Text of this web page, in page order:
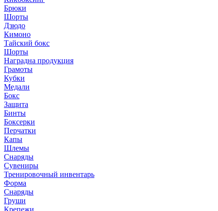
Брюки
Шорты
Дзюдо
Кимоно
Тайский бокс
Шорты
Наградна продукция
Грамоты
Кубки
Медали
Бокс
Защита
Бинты
Боксерки
Перчатки
Капы
Шлемы
Снаряды
Сувениры
Тренировочный инвентарь
Форма
Снаряды
Груши
Крепежи